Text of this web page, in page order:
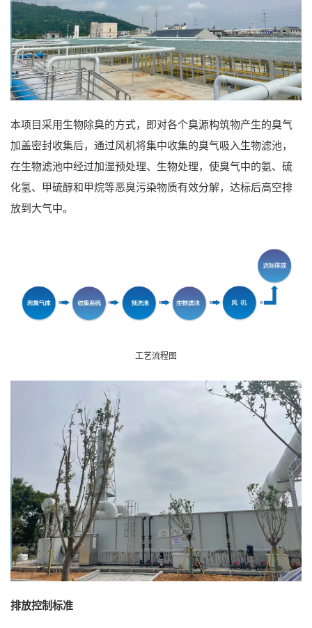
本项目采用生物除臭的方式，即对各个臭源构筑物产生的臭气
加盖密封收集后，通过风机将集中收集的臭气吸入生物滤池，
在生物滤池中经过加湿预处理、生物处理，使臭气中的氨、硫
化氢、甲硫醇和甲烷等恶臭污染物质有效分解，达标后高空排
放到大气中。
工艺流程图
排放控制标准